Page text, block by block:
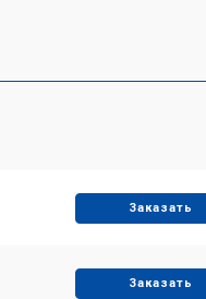
Заказать
Заказать